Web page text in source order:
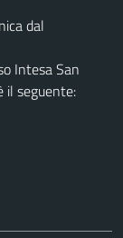
dal
Intesa San
il seguente: